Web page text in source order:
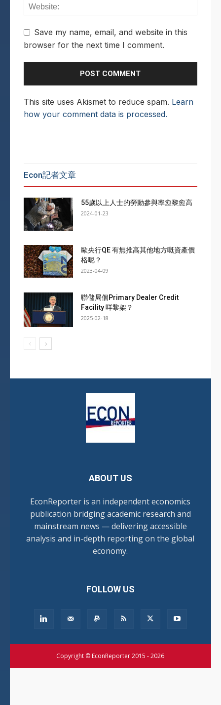
Save my name, email, and website in this
browser for the next time I comment.
This site uses Akismet to reduce spam. Learn
how your comment data is processed.
Econ記者文章
55歲以上人士的勞動參與率愈黎愈高
2024-01-23
歐央行QE 有無推高其他地方嘅資產價
格呢？
2023-04-09
聯儲局個Primary Dealer Credit
Facility 咩黎架？
2025-02-18
ABOUT US
EconReporter is an independent economics
publication bridging academic research and
mainstream news — delivering accessible
analysis and in-depth reporting on the global
economy.
FOLLOW US
Copyright © EconReporter 2015 - 2026